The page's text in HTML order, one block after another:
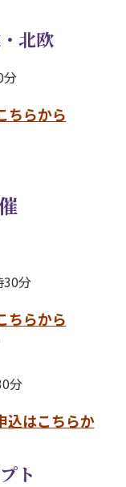
北欧
分
ちらから
分
ちらから
分
込はこちらか
ト